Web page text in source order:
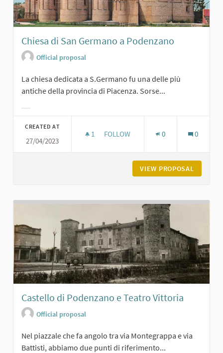
Chiesa di San Germano a Podenzano
Official proposal
La chiesa dedicata a S.Germano fu una delle più
antiche della provincia di Piacenza. Sorse...
CREATED AT
27/04/2023
1 1 FOLLOWER
FOLLOW 0 0
VIEW PROPOSAL
Castello di Podenzano e Teatro Vittoria
Official proposal
Nel piazzale che fa angolo tra via Montegrappa e via
Battisti, abbiamo due punti di riferimento...